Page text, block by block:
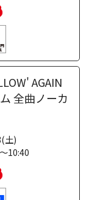
AGAIN
全曲ノーカ
土)
10:40